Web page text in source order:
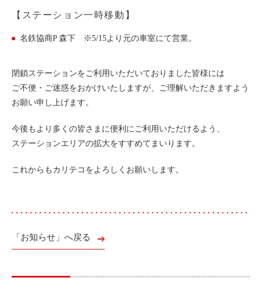
利用シーン
お客様の声
ご入会方法
学生はおトク！
マイナ免許証
よくある質問
長時間利用もおトク
【ステーション一時移動】
名鉄協商P 森下 ※5/15より元の車室にて営業。
閉鎖ステーションをご利用いただいておりました皆様には
ご不便・ご迷惑をおかけいたしますが、ご理解いただきますよう
お願い申し上げます。
今後もより多くの皆さまに便利にご利用いただけるよう、
ステーションエリアの拡大をすすめてまいります。
これからもカリテコをよろしくお願いします。
「お知らせ」へ戻る